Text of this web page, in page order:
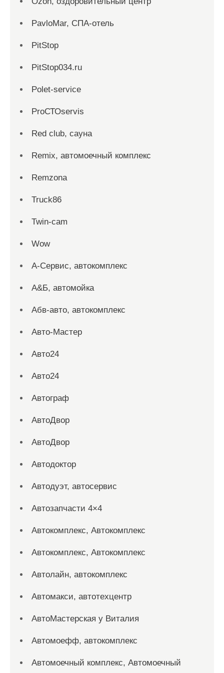
PavloMar, СПА-отель
PitStop
PitStop034.ru
Polet-service
ProСТОservis
Red сlub, сауна
Remix, автомоечный комплекс
Remzona
Truck86
Twin-cam
Wow
А-Сервис, автокомплекс
А&Б, автомойка
Абв-авто, автокомплекс
Авто-Мастер
Авто24
Авто24
Автограф
АвтоДвор
АвтоДвор
Автодоктор
Автодуэт, автосервис
Автозапчасти 4×4
Автокомплекс, Автокомплекс
Автокомплекс, Автокомплекс
Автолайн, автокомплекс
Автомакси, автотехцентр
АвтоМастерская у Виталия
Автомоефф, автокомплекс
Автомоечный комплекс, Автомоечный